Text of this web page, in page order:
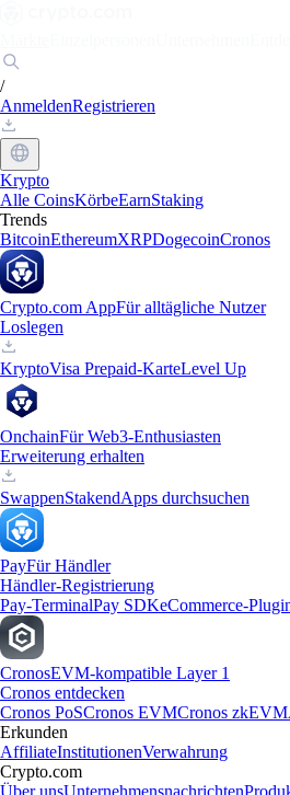
/
AnmeldenRegistrieren
Krypto
Alle CoinsKörbeEarnStaking
Trends
BitcoinEthereumXRPDogecoinCronos
Crypto.com AppFür alltägliche Nutzer
Loslegen
KryptoVisa Prepaid-KarteLevel Up
OnchainFür Web3-Enthusiasten
Erweiterung erhalten
SwappenStakendApps durchsuchen
PayFür Händler
Händler-Registrierung
Pay-TerminalPay SDKeCommerce-
CronosEVM-kompatible Layer 1
Cronos entdecken
Cronos PoSCronos EVMCronos zkEVM
Erkunden
AffiliateInstitutionenVerwahrung
Crypto.com
Über unsUnternehmensnachrichten